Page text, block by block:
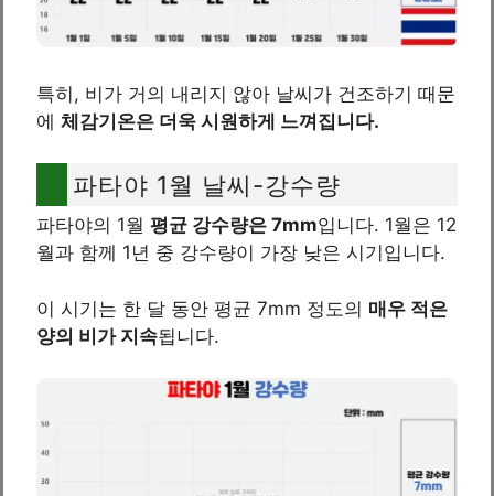
특히, 비가 거의 내리지 않아 날씨가 건조하기 때문
에 체감기온은 더욱 시원하게 느껴집니다.
파타야 1월 날씨-강수량
파타야의 1월 평균 강수량은 7mm입니다. 1월은 12
월과 함께 1년 중 강수량이 가장 낮은 시기입니다.
이 시기는 한 달 동안 평균 7mm 정도의 매우 적은
양의 비가 지속됩니다.